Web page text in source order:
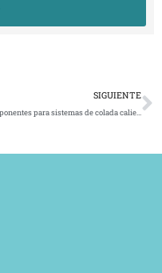
SIGUIENTE
Componentes para sistemas de colada caliente